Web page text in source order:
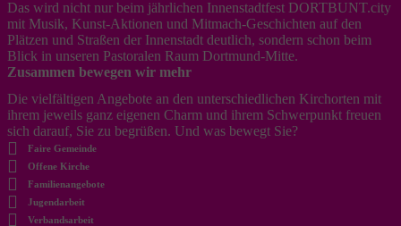
Das wird nicht nur beim jährlichen Innenstadtfest DORTBUNT.city
mit Musik, Kunst-Aktionen und Mitmach-Geschichten auf den
Plätzen und Straßen der Innenstadt deutlich, sondern schon beim
Blick in unseren Pastoralen Raum Dortmund-Mitte.
Zusammen bewegen wir mehr
Die vielfältigen Angebote an den unterschiedlichen Kirchorten mit
ihrem jeweils ganz eigenen Charm und ihrem Schwerpunkt freuen
sich darauf, Sie zu begrüßen. Und was bewegt Sie?
Faire Gemeinde
Offene Kirche
Familienangebote
Jugendarbeit
Verbandsarbeit